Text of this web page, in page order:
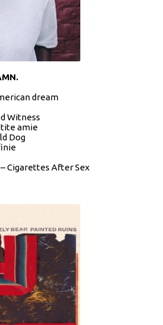
dream
Witness
amie
Dog
Cigarettes After Sex